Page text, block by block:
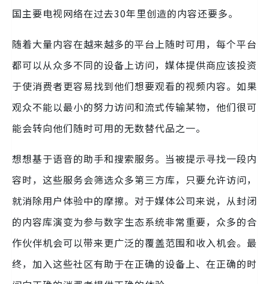
国主要电视网络在过去30年里创造的内容还要多。
随着大量内容在越来越多的平台上随时可用，每个平台
都可以从众多不同的设备上访问，媒体提供商应该投资
于使消费者更容易找到他们想要观看的视频内容。如果
观众不能以最小的努力访问和流式传输某物，他们很可
能会转向他们随时可用的无数替代品之一。
想想基于语音的助手和搜索服务。当被提示寻找一段内
容时，这些服务会筛选众多第三方库，只要允许访问，
就消除用户体验中的摩擦。对于媒体公司来说，从封闭
的内容库演变为参与数字生态系统非常重要，众多的合
作伙伴机会可以带来更广泛的覆盖范围和收入机会。最
终，加入这些社区有助于在正确的设备上、在正确的时